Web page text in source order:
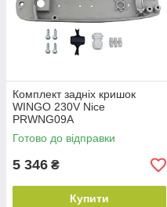
Комплект задніх кришок
WINGO 230V Nice
PRWNG09A
Готово до відправки
5 346 ₴
Купити